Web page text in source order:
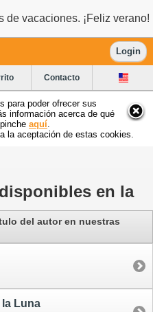
de vacaciones. ¡Feliz verano!
Login
Contacto
para poder ofrecer sus
información acerca de qué
aquí
la aceptación de estas cookies.
en la
del autoren nuestras
la Luna